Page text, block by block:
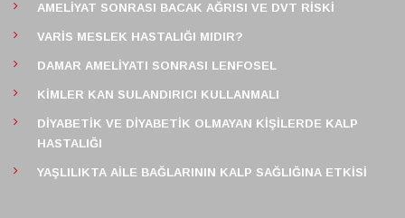
AMELIYAT SONRASI BACAK AĞRISI VE DVT RISKI
VARIS MESLEK HASTALIĞI MIDIR?
DAMAR AMELIYATI SONRASI LENFOSEL
KIMLER KAN SULANDIRICI KULLANMALI
DIYABETIK VE DIYABETIK OLMAYAN KIŞILERDE KALP
HASTALIĞI
YAŞLILIKTA AILE BAĞLARININ KALP SAĞLIĞINA ETKISI